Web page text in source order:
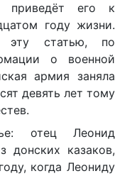
приведёт его к
году жизни.
эту статью, по
о военной
армия заняла
девять лет тому
отец Леонид
донских казаков,
когда Леониду